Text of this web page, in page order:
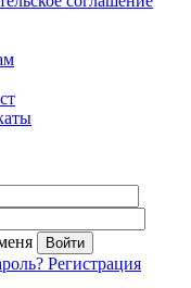
Регистрация